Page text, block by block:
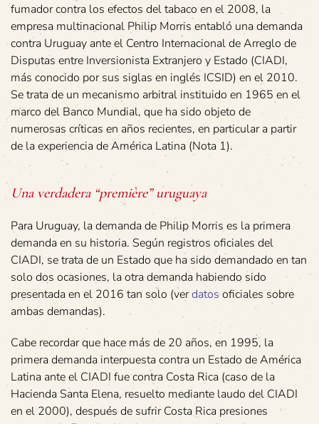
fumador contra los efectos del tabaco en el 2008, la
empresa multinacional Philip Morris entabló una demanda
contra Uruguay ante el Centro Internacional de Arreglo de
Disputas entre Inversionista Extranjero y Estado (CIADI,
más conocido por sus siglas en inglés ICSID) en el 2010.
Se trata de un mecanismo arbitral instituido en 1965 en el
marco del Banco Mundial, que ha sido objeto de
numerosas críticas en años recientes, en particular a partir
de la experiencia de América Latina (Nota 1).
Una verdadera “première” uruguaya
Para Uruguay, la demanda de Philip Morris es la primera
demanda en su historia. Según registros oficiales del
CIADI, se trata de un Estado que ha sido demandado en tan
solo dos ocasiones, la otra demanda habiendo sido
presentada en el 2016 tan solo (verdatos oficiales sobre
ambas demandas).
Cabe recordar que hace más de 20 años, en 1995, la
primera demanda interpuesta contra un Estado de América
Latina ante el CIADI fue contra Costa Rica (caso de la
Hacienda Santa Elena, resuelto mediante laudo del CIADI
en el 2000), después de sufrir Costa Rica presiones